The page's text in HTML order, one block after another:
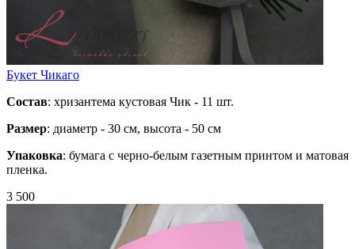
Букет Чикаго
Состав: хризантема кустовая Чик - 11 шт.
Размер: диаметр - 30 см, высота - 50 см
Упаковка: бумага с черно-белым газетным принтом и матовая
пленка.
3 500